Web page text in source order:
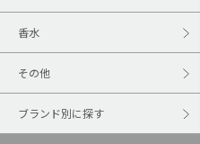
香水
その他
ブランド別に探す